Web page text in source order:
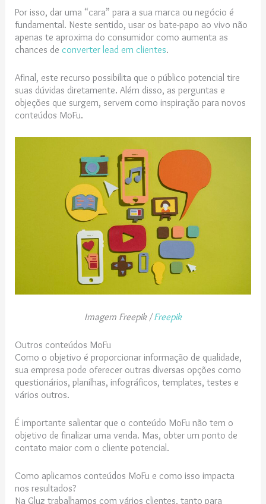
Por isso, dar uma “cara” para a sua marca ou negócio é
fundamental. Neste sentido, usar os bate-papo ao vivo não
apenas te aproxima do consumidor como aumenta as
chances deconverter lead em clientes.
Afinal, este recurso possibilita que o público potencial tire
suas dúvidas diretamente. Além disso, as perguntas e
objeções que surgem, servem como inspiração para novos
conteúdos MoFu.
Imagem Freepik /Freepik
Outros conteúdos MoFu
Como o objetivo é proporcionar informação de qualidade,
sua empresa pode oferecer outras diversas opções como
questionários, planilhas, infográficos, templates, testes e
vários outros.
É importante salientar que o conteúdo MoFu não tem o
objetivo de finalizar uma venda. Mas, obter um ponto de
contato maior com o cliente potencial.
Como aplicamos conteúdos MoFu e como isso impacta
nos resultados?
Na Gluz trabalhamos com vários clientes, tanto para